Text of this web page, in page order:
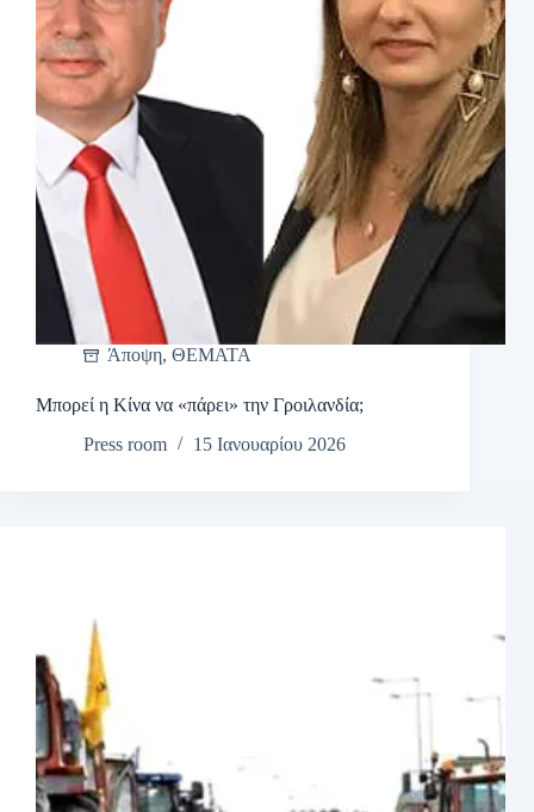
Άποψη, ΘΕΜΑΤΑ
Μπορεί η Κίνα να «πάρει» την Γροιλανδία;
Press room
15 Ιανουαρίου 2026